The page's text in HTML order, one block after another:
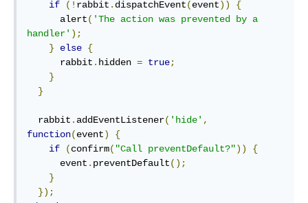
if
(! rabbit . dispatchEvent(event))
{
      alert
( 'The action was prevented by a
handler' );
}
else {
      rabbit
. hidden = true;
}
}
  rabbit
. addEventListener( 'hide' ,
function(event)
{
if
(confirm( "Call preventDefault?"))
{
      event
. preventDefault();
}
});